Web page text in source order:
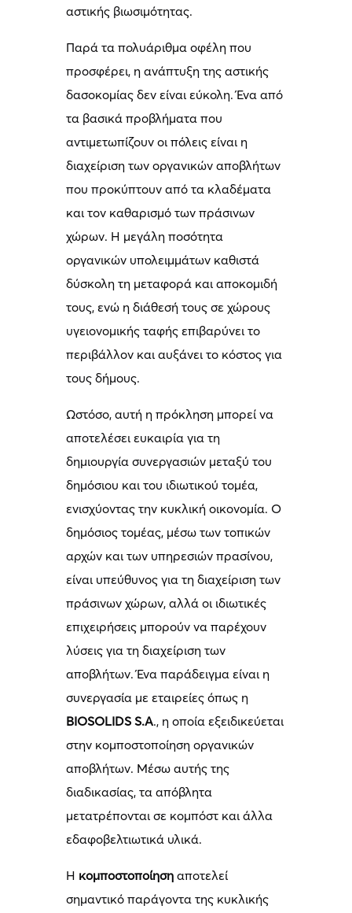
αστικής βιωσιμότητας.
Παρά τα πολυάριθμα οφέλη που
προσφέρει, η ανάπτυξη της αστικής
δασοκομίας δεν είναι εύκολη. Ένα από
τα βασικά προβλήματα που
αντιμετωπίζουν οι πόλεις είναι η
διαχείριση των οργανικών αποβλήτων
που προκύπτουν από τα κλαδέματα
και τον καθαρισμό των πράσινων
χώρων. Η μεγάλη ποσότητα
οργανικών υπολειμμάτων καθιστά
δύσκολη τη μεταφορά και αποκομιδή
τους, ενώ η διάθεσή τους σε χώρους
υγειονομικής ταφής επιβαρύνει το
περιβάλλον και αυξάνει το κόστος για
τους δήμους.
Ωστόσο, αυτή η πρόκληση μπορεί να
αποτελέσει ευκαιρία για τη
δημιουργία συνεργασιών μεταξύ του
δημόσιου και του ιδιωτικού τομέα,
ενισχύοντας την κυκλική οικονομία. Ο
δημόσιος τομέας, μέσω των τοπικών
αρχών και των υπηρεσιών πρασίνου,
είναι υπεύθυνος για τη διαχείριση των
πράσινων χώρων, αλλά οι ιδιωτικές
επιχειρήσεις μπορούν να παρέχουν
λύσεις για τη διαχείριση των
αποβλήτων. Ένα παράδειγμα είναι η
συνεργασία με εταιρείες όπως η
BIOSOLIDS S.A., η οποία εξειδικεύεται
στην κομποστοποίηση οργανικών
αποβλήτων. Μέσω αυτής της
διαδικασίας, τα απόβλητα
μετατρέπονται σε κομπόστ και άλλα
εδαφοβελτιωτικά υλικά.
Η κομποστοποίηση αποτελεί
σημαντικό παράγοντα της κυκλικής